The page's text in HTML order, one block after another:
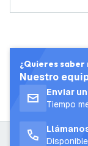
¿Quieres
Nuestro
Enviar
Tiempo